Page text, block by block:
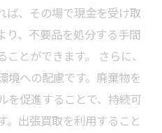
ば、その場で現金を受け取
り、不要品を処分する手間
とができます。 さらに、
境への配慮です。廃棄物を
を促進することで、持続可
。出張買取を利用すること